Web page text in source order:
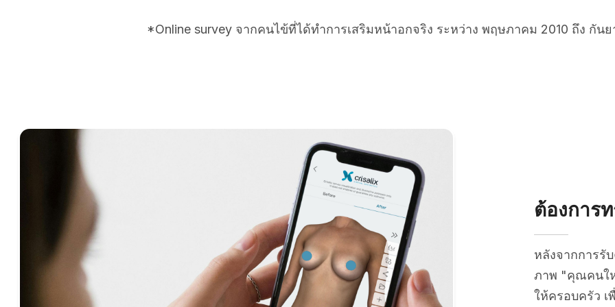
*Online survey จากคนไข้ที่ได้ทำการเสริมหน้าอกจริง ระหว่าง พฤษภาคม 2010 ถึง กัน
ต้องการ
หลังจากการรั
ภาพ "คุณคนใ
ให้ครอบครัว